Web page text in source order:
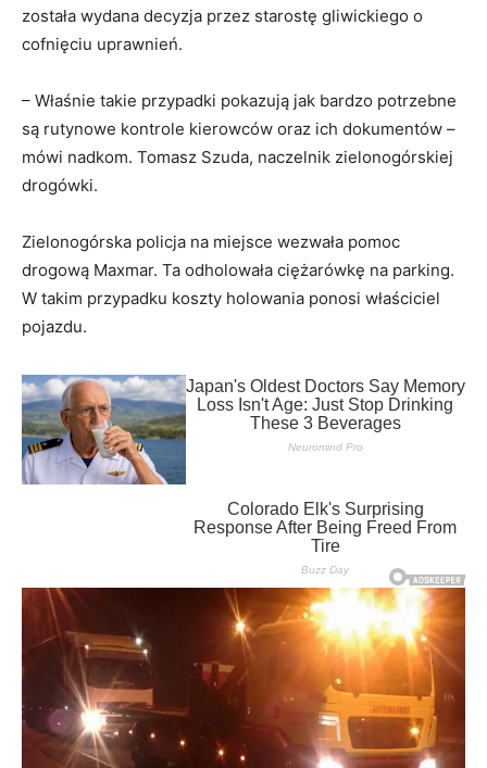
została wydana decyzja przez starostę gliwickiego o
cofnięciu uprawnień.
– Właśnie takie przypadki pokazują jak bardzo potrzebne
są rutynowe kontrole kierowców oraz ich dokumentów –
mówi nadkom. Tomasz Szuda, naczelnik zielonogórskiej
drogówki.
Zielonogórska policja na miejsce wezwała pomoc
drogową Maxmar. Ta odholowała ciężarówkę na parking.
W takim przypadku koszty holowania ponosi właściciel
pojazdu.